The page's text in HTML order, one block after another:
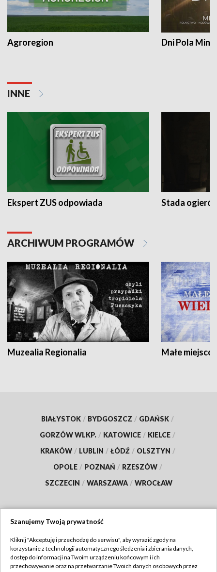
Agroregion Dni Pola
INNE
Ekspert ZUS odpowiada Stada
ARCHIWUM PROGRAMÓW
Muzealia Regionalia Małe
BIAŁYSTOK / BYDGOSZCZ / GDAŃSK /
GORZÓW WLKP. / KATOWICE / KIELCE /
KRAKÓW / LUBLIN / ŁÓDŹ / OLSZTYN /
OPOLE / POZNAŃ / RZESZÓW /
SZCZECIN / WARSZAWA / WROCŁAW
TVP
Abonament TVP
Regulamin TVP
Szanujemy Twoją prywatność
Kliknij "Akceptuję i przechodzę do serwisu", aby wyrazić zgody na
korzystanie z technologii automatycznego śledzenia i zbierania danych,
dostęp do informacji na Twoim urządzeniu końcowym i ich
przechowywanie oraz na przetwarzanie Twoich danych osobowych przez